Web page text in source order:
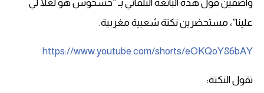
واصفين قول هذه البائعة التلقائي بـ ”حشحوش هو لغلا لي
علينا”، مستحضرين نكتة شعبية مغربية.
https://www.youtube.com/shorts/eOKQoY86bAY
تقول النكتة: